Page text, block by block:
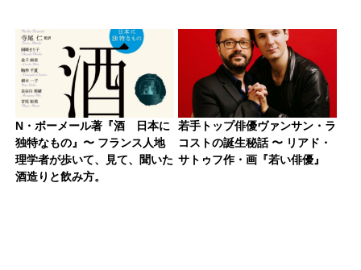
N・ボーメール著『酒 日本に
独特なもの』〜 フランス人地
理学者が歩いて、見て、聞いた
酒造りと飲み方。
若手トップ俳優ヴァンサン・ラ
コストの誕生秘話 〜 リアド・
サトゥフ作・画『若い俳優』